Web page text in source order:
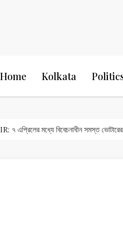
Home Kolkata
এপ্রিলের মধ্যে বিবেচনাধীন সমস্ত ভোটারের